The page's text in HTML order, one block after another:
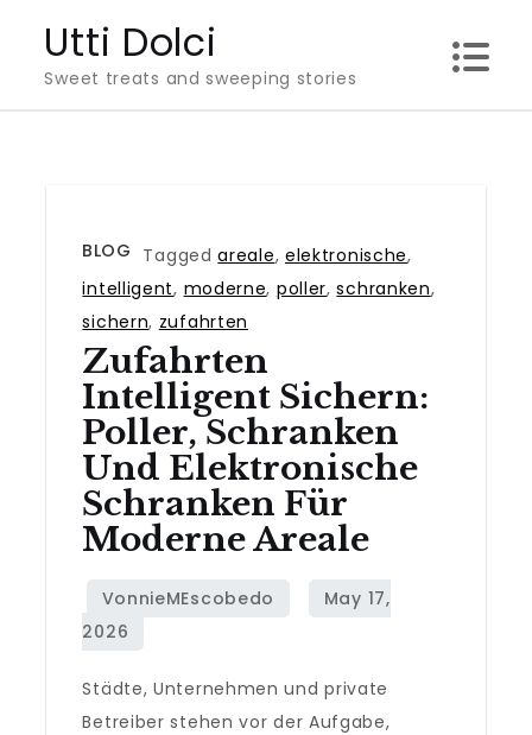
content
Utti Dolci
Sweet treats and sweeping stories
BLOG Taggedareale, elektronische,
intelligent, moderne, poller,schranken,
sichern, zufahrten
Zufahrten
Intelligent Sichern:
Poller, Schranken
Und Elektronische
Schranken Für
Moderne Areale
Städte, Unternehmen und private
Betreiber stehen vor der Aufgabe,